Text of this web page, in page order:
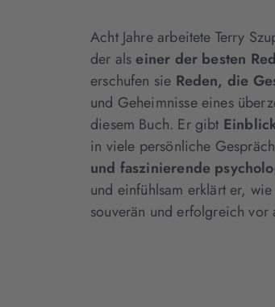
Acht Jahre arbeitete Terry
der alseiner der besten
erschufen sie Reden, die
und Geheimnisse eines
diesem Buch. Er gibt
in viele persönliche
und faszinierende
und einfühlsam erklärt er,
souverän und erfolgreich vor